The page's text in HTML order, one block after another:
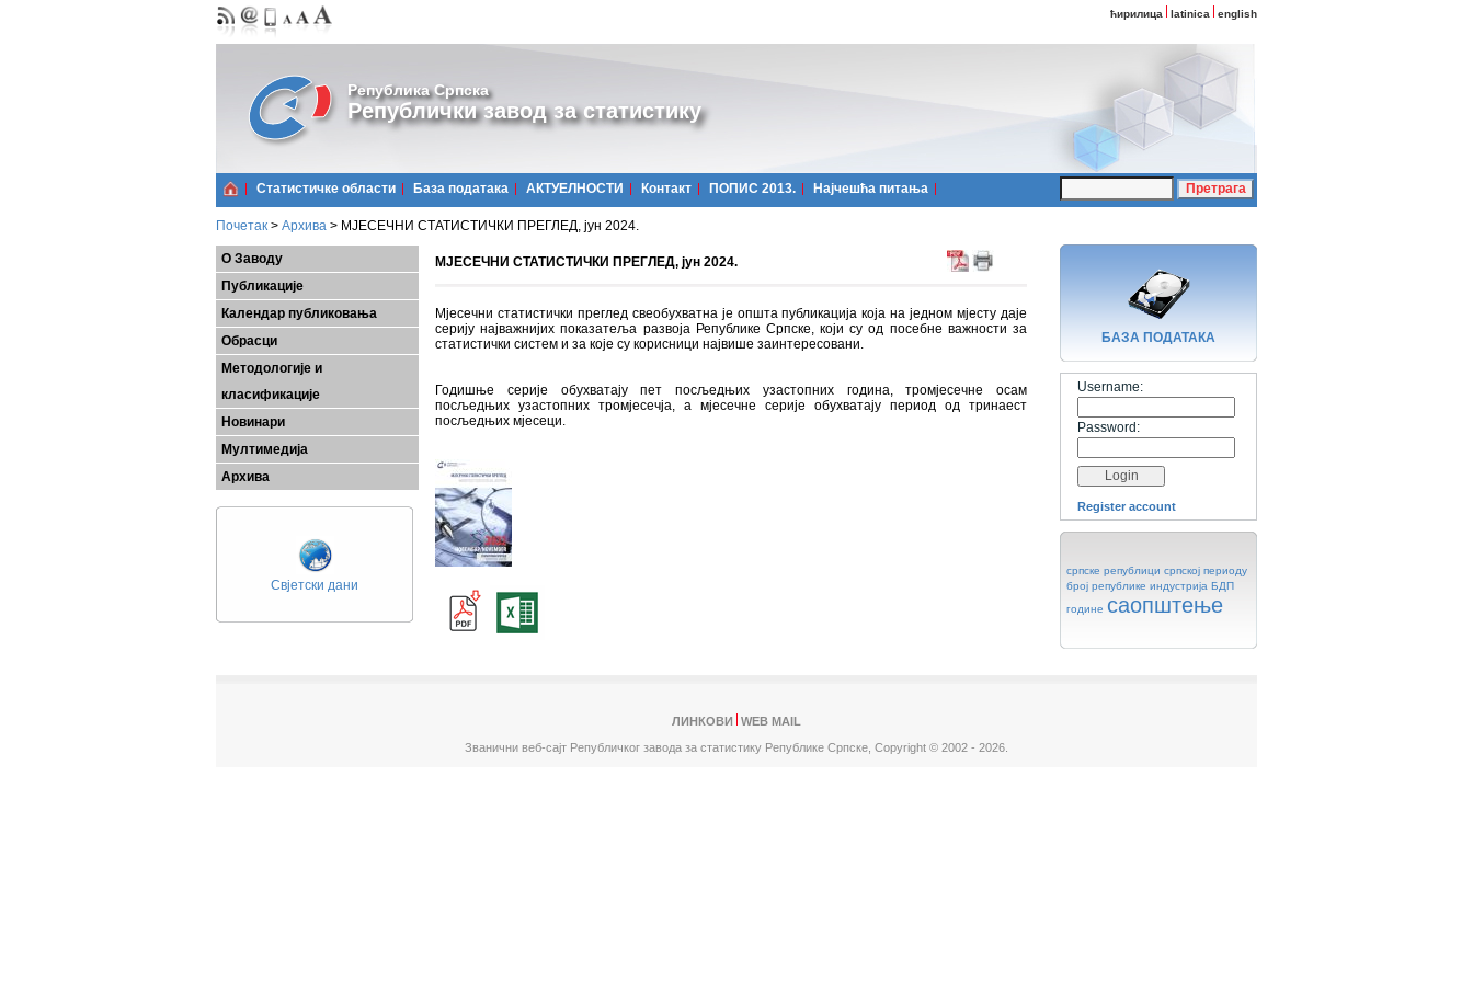
ћирилица latinica english
Република Српска
Републички завод за статистику
Статистичке области Базa података АКТУЕЛНОСТИ Контакт ПОПИС 2013. Најчешћa питања
Почетак > Архива > МЈЕСЕЧНИ СТАТИСТИЧКИ ПРЕГЛЕД, јун 2024.
О Заводу
Публикације
Календар публиковања
Обрасци
Методологије и
класификације
Новинари
Мултимедија
Архива
Свјетски дани
МЈЕСЕЧНИ СТАТИСТИЧКИ ПРЕГЛЕД, јун 2024.
Мјесечни статистички преглед свеобухватна је општа публикација која на једном мјесту даје
серију најважнијих показатеља развоја Републике Српске, који су од посебне важности за
статистички систем и за које су корисници највише заинтересовани.
Годишње серије обухватају пет посљедњих узастопних година, тромјесечне осам
посљедњих узастопних тромјесечја, а мјесечне серије обухватају период од тринаест
посљедњих мјесеци.
БАЗA ПОДАТАКА
Username:
Password:
Register account
српске републици српској периоду
број републике индустрија БДП
године саопштење
ЛИНКОВИ
WEB MAIL
Званични веб-сајт Републичког завода за статистику Републике Српске, Copyright © 2002 - 2026.